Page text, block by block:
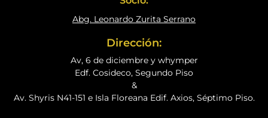
Abg. Leonardo Zurita Serrano
Dirección:
Av, 6 de diciembre y whymper
Edf. Cosideco, Segundo Piso
&
Av. Shyris N41-151 e Isla Floreana Edif. Axios, Séptimo Piso.